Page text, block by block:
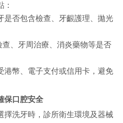
是否包含檢查、牙齦護理、拋光
、牙周治療、消炎藥物等是否
港幣、電子支付或信用卡，避免
保口腔安全
擇洗牙時，診所衛生環境及器械